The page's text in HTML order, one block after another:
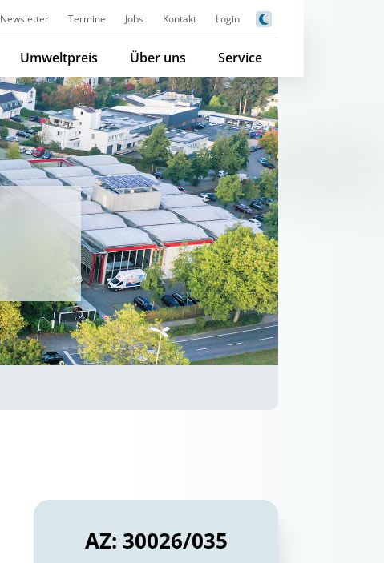
Newsletter Termine Jobs Kontakt Login
Umweltpreis Über uns Service
AZ: 30026/035